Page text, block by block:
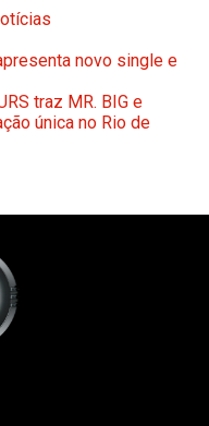
novo single e
traz MR. BIG e
única no Rio de